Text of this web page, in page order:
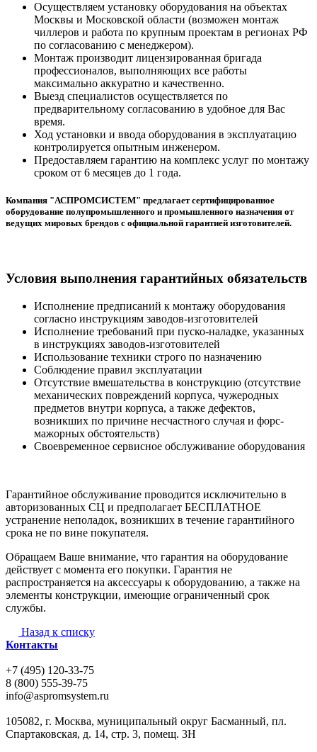
Осуществляем установку оборудования на объектах
Москвы и Московской области (возможен монтаж
чиллеров и работа по крупным проектам в регионах РФ
по согласованию с менеджером).
Монтаж производит лицензированная бригада
профессионалов, выполняющих все работы
максимально аккуратно и качественно.
Выезд специалистов осуществляется по
предварительному согласованию в удобное для Вас
время.
Ход установки и ввода оборудования в эксплуатацию
контролируется опытным инженером.
Предоставляем гарантию на комплекс услуг по монтажу
сроком от 6 месяцев до 1 года.
Компания "АСПРОМСИСТЕМ" предлагает сертифицированное
оборудование полупромышленного и промышленного назначения от
ведущих мировых брендов с официальной гарантией изготовителей.
Условия выполнения гарантийных обязательств
Исполнение предписаний к монтажу оборудования
согласно инструкциям заводов-изготовителей
Исполнение требований при пуско-наладке, указанных
в инструкциях заводов-изготовителей
Использование техники строго по назначению
Соблюдение правил эксплуатации
Отсутствие вмешательства в конструкцию (отсутствие
механических повреждений корпуса, чужеродных
предметов внутри корпуса, а также дефектов,
возникших по причине несчастного случая и форс-
мажорных обстоятельств)
Своевременное сервисное обслуживание оборудования
Гарантийное обслуживание проводится исключительно в
авторизованных СЦ и предполагает БЕСПЛАТНОЕ
устранение неполадок, возникших в течение гарантийного
срока не по вине покупателя.
Обращаем Ваше внимание, что гарантия на оборудование
действует с момента его покупки. Гарантия не
распространяется на аксессуары к оборудованию, а также на
элементы конструкции, имеющие ограниченный срок
службы.
Назад к списку
Контакты
+7 (495) 120-33-75
8 (800) 555-39-75
info@aspromsystem.ru
105082, г. Москва, муниципальный округ Басманный, пл.
Спартаковская, д. 14, стр. 3, помещ. 3Н